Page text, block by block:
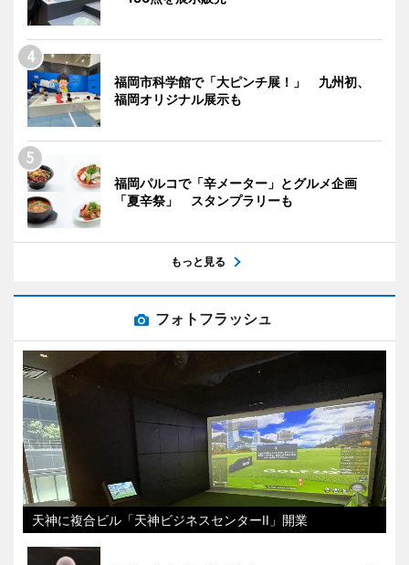
福岡市科学館で「大ピンチ展！」 九州初、
福岡オリジナル展示も
福岡パルコで「辛メーター」とグルメ企画
「夏辛祭」 スタンプラリーも
もっと見る
フォトフラッシュ
天神に複合ビル「天神ビジネスセンターII」開業